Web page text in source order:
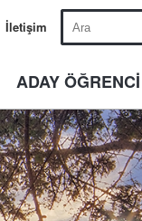
İletişim
ADAY ÖĞRENCİ